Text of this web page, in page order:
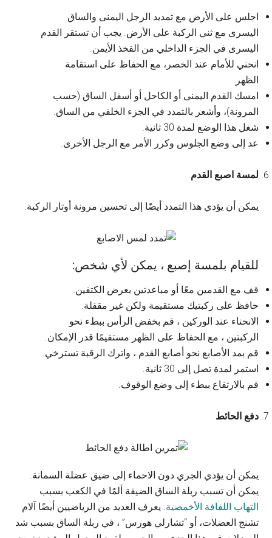
اجلس على الأرض مع تمديد الرجل اليمنى والساق
اليسرى مع ثني الركبة على الأرض. يجب أن تستقر القدم
اليسرى في الجزء الداخلي من الفخذ الأيمن.
انحني للأمام عند الخصر، مع الحفاظ على استقامة
الظهر.
امسك القدم اليمنى أو الكاحل أو أسفل الساق (حسب
المرونة)، وأشعر بالتمدد في الجزء الخلفي من الساق.
شغل هذا الوضع لمدة 30 ثانية.
عد إلى وضع الجلوس وكرر الأمر مع الرجل الأخرى.
لمسة اصبع القدم
يمكن أن يؤدي هذا التمدد أيضًا إلى تحسين مرونة أوتار الركبة.
للقيام بلمسة إصبع ، يمكن لأي شخص:
قف مع القدمين معًا أو مباعدتين بعرض الكتفين.
حافظ على ركبتيك مستقيمة ولكن غير مقفلة.
الانحناء عند الوركين ، قم بخفض الرأس ببطء نحو
الركبتين ، مع الحفاظ على الظهر مستقيمًا قدر الإمكان.
قم بمد الأصابع نحو أصابع القدم ، واترك الرقبة تسترخي.
استمر لمدة تصل إلى 30 ثانية.
قم بالارتفاع ببطء إلى وضع الوقوف.
دفع الحائط
يمكن أن يؤدي الجري دون الاحماء إلى ضيق عضلة السمانة.
يمكن أن تسبب ربلة الساق الضيقة ألمًا في الكعب بسبب
التهاب اللفافة الأخمصية. يعرف العديد من الرياضيين أيضًا آلام
تشنج العضلات، أو “تشارلي هورس” ، في ربلة الساق بسبب شد